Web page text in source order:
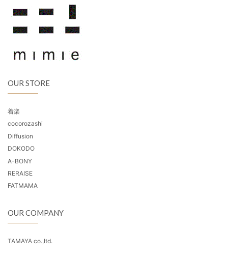
OUR STORE
着楽
cocorozashi
Diffusion
DOKODO
A-BONY
RERAISE
FATMAMA
OUR COMPANY
TAMAYA co.,ltd.